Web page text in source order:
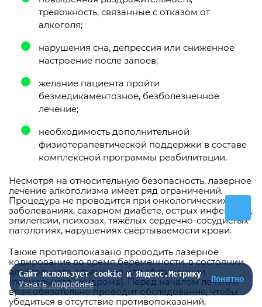
тревожность, связанные с отказом от
алкоголя;
нарушения сна, депрессия или сниженное
настроение после запоев;
желание пациента пройти
безмедикаментозное, безболезненное
лечение;
необходимость дополнительной
физиотерапевтической поддержки в составе
комплексной программы реабилитации.
Несмотря на относительную безопасность, лазерное
лечение алкоголизма имеет ряд ограничений.
Процедура не проводится при онкологических
заболеваниях, сахарном диабете, острых инфекциях,
эпилепсии, психозах, тяжёлых сердечно-сосудистых
патологиях, нарушениях свёртываемости крови.
Также противопоказано проводить лазерное
кодирование во время беременности, в состоянии
алкогольного опьянения или абстиненции
(похмельного синдрома). Перед началом лечения
врач обязательно проводит обследование, чтобы
убедиться в отсутствие противопоказаний,
Сайт использует cookie и Яндекс.Метрику
Узнать подробнее
Понятно